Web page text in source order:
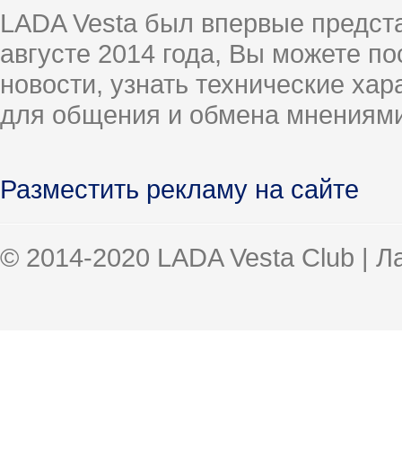
LADA Vesta был впервые
августе 2014 года, Вы можете
новости, узнать технические
для общения и обмена
Разместить рекламу на сайте
© 2014-2020 LADA Vesta Club |